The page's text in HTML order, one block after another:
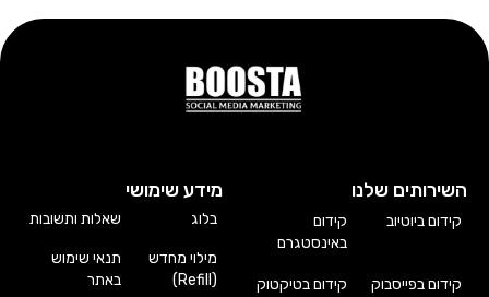
השירותים שלנו
קידום ביוטיוב
קידום
באינסטגרם
קידום בפייסבוק קידום בטיקטוק
מידע שימושי
בלוג
מילוי מחדש
(Refill)
שאלות ותשובות
תנאי שימוש
באתר